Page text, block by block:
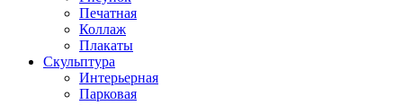
Печатная
Коллаж
Плакаты
Скульптура
Интерьерная
Парковая